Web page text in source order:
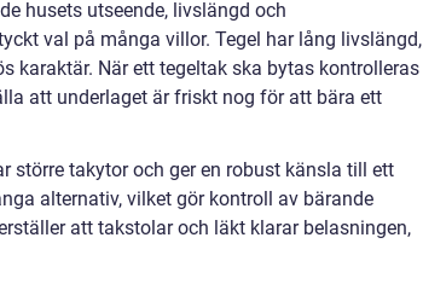
husets utseende, livslängd och
val på många villor. Tegel har lång livslängd,
karaktär. När ett tegeltak ska bytas kontrolleras
att underlaget är friskt nog för att bära ett
större takytor och ger en robust känsla till ett
alternativ, vilket gör kontroll av bärande
att takstolar och läkt klarar belasningen,